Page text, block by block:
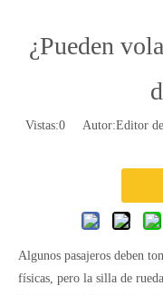
¿Pueden
Vistas:0Autor:Editor del
Algunos pasajeros deben
físicas, pero la silla de